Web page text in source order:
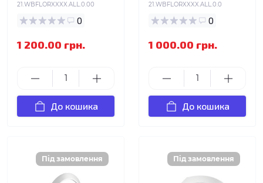
21.WBFLORXXXX.ALL.0.00
0
1 200.00 грн.
До кошика
21.WBFLORXXXX.ALL.0.0
0
1 000.00 грн.
До кошика